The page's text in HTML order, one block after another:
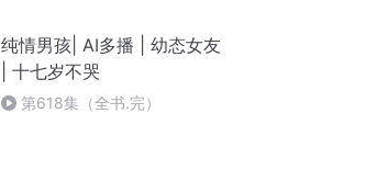
纯情男孩| AI多播 | 幼态女友
| 十七岁不哭
第618集（全书.完）